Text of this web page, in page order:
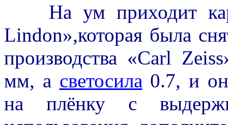
На ум приходит
Lindon»,которая была
производства «Carl
мм, а светосила 0.7, и
на плёнку с